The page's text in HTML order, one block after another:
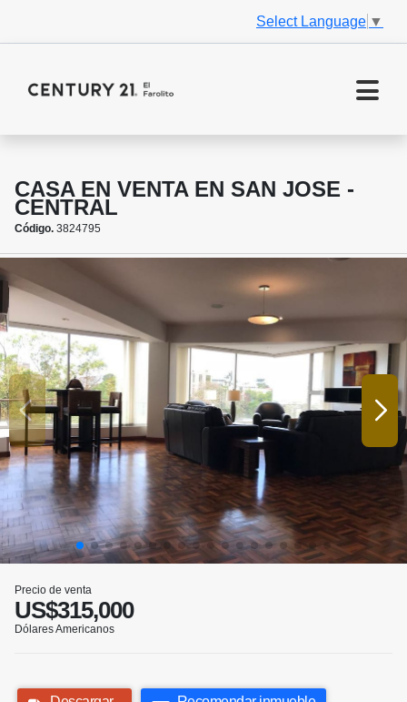
Select Language ▼
CASA EN VENTA EN SAN JOSE -
CENTRAL
Código. 3824795
Precio de venta
US$315,000
Dólares Americanos